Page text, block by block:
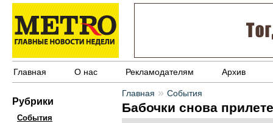
Главная О нас Рекламодателям Архив
Рубрики
События
Главная » События
Бабочки снова